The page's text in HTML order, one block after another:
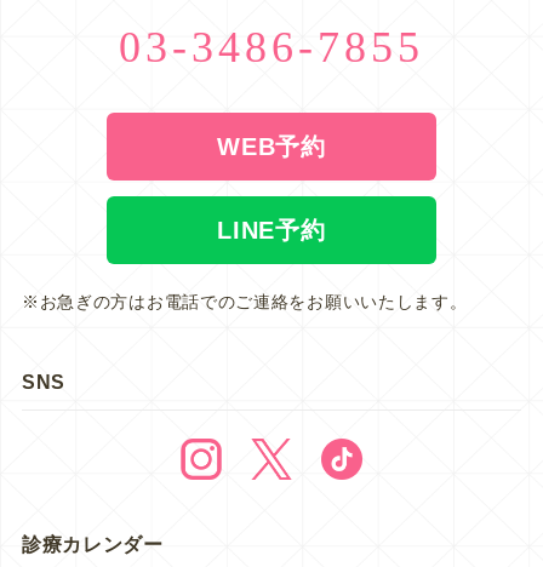
03-3486-7855
WEB予約
LINE予約
※お急ぎの方はお電話でのご連絡をお願いいたします。
SNS
診療カレンダー